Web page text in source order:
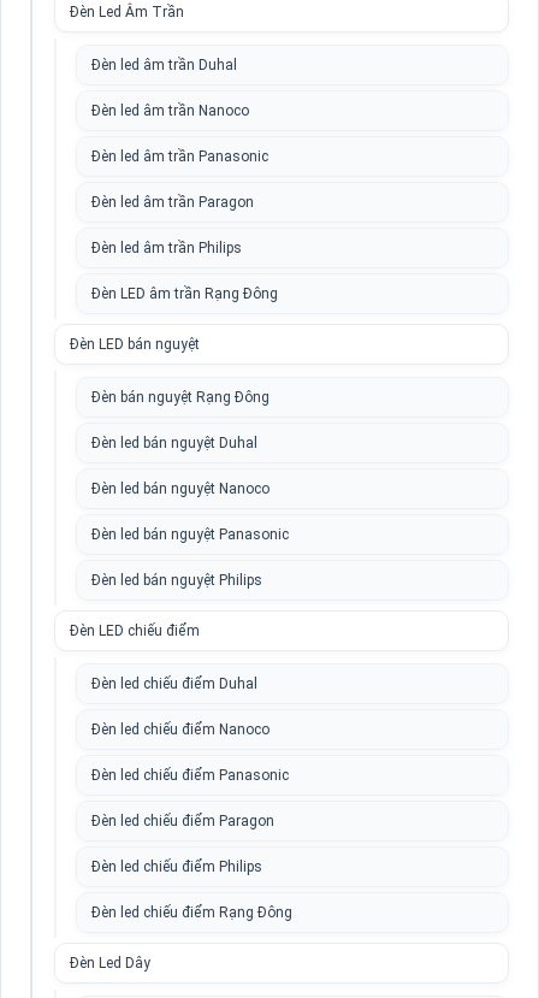
Đèn Led Âm Trần
Đèn led âm trần Duhal
Đèn led âm trần Nanoco
Đèn led âm trần Panasonic
Đèn led âm trần Paragon
Đèn led âm trần Philips
Đèn LED âm trần Rạng Đông
Đèn LED bán nguyệt
Đèn bán nguyệt Rạng Đông
Đèn led bán nguyệt Duhal
Đèn led bán nguyệt Nanoco
Đèn led bán nguyệt Panasonic
Đèn led bán nguyệt Philips
Đèn LED chiếu điểm
Đèn led chiếu điểm Duhal
Đèn led chiếu điểm Nanoco
Đèn led chiếu điểm Panasonic
Đèn led chiếu điểm Paragon
Đèn led chiếu điểm Philips
Đèn led chiếu điểm Rạng Đông
Đèn Led Dây